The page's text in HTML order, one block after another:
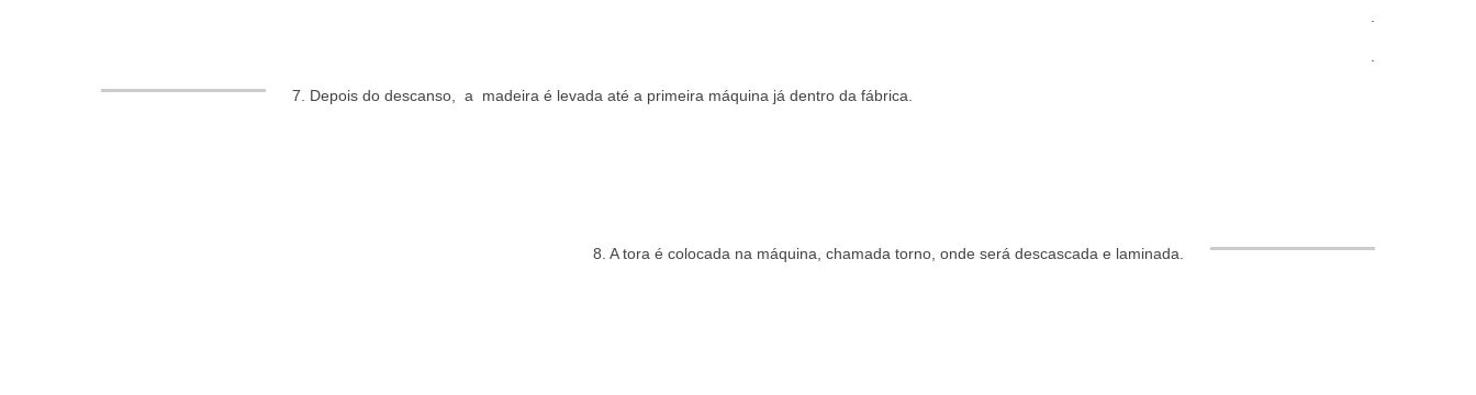
7. Depois do descanso, a madeira é levada até a primeira máquina já dentro da fábrica.
8. A tora é colocada na máquina, chamada torno, onde será descascada e laminada.